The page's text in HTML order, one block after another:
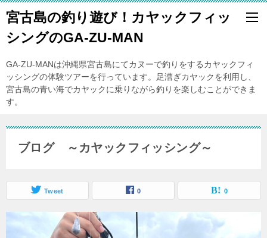
宮古島の釣り遊び！カヤックフィッ
シングのGA-ZU-MAN
GA-ZU-MANは沖縄県宮古島にてカヌーで釣りをするカヤックフィ
ッシングの体験ツアーを行っています。足漕ぎカヤックを利用し、
宮古島の青い海でカヤックに乗りながら釣りを楽しむことができま
す。
ブログ ～カヤックフィッシング～
Tweet 0 0